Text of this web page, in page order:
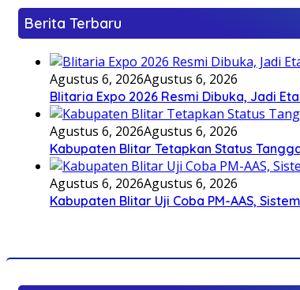
Berita Terbaru
Agustus 6, 2026Agustus 6, 2026
Blitaria Expo 2026 Resmi Dibuka, Jadi
Agustus 6, 2026Agustus 6, 2026
Kabupaten Blitar Tetapkan Status
Agustus 6, 2026Agustus 6, 2026
Kabupaten Blitar Uji Coba PM-AAS,